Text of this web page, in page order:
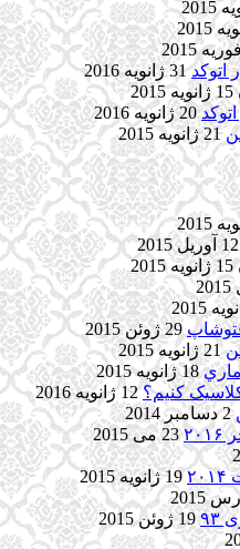
31 ژانویه 2016
15 ژانویه 2015
20 ژانویه 2016
21 ژانویه 2015
12 آوریل 2015
15 ژانویه 2015
29 ژوئن 2015
21 ژانویه 2015
18 ژانویه 2015
12 ژانویه 2016
2 دسامبر 2014
23 می 2015
19 ژانویه 2015
19 ژوئن 2015